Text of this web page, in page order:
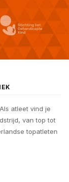
atleet vind je
van top tot
topatleten